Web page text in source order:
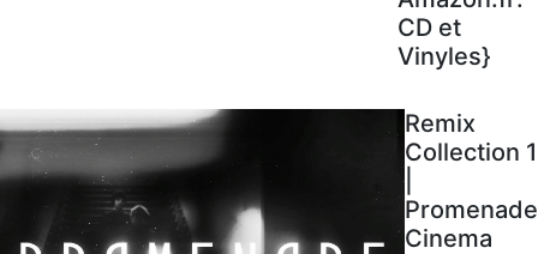
CD et
Vinyles}
Remix
Collection 1
Promenade
Cinema